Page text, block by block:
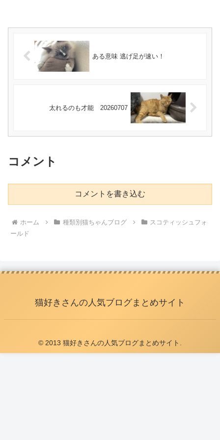
ある意味 逃げ足が速い！
太れるのも才能 20260707
コメント
コメントを書き込む
ホーム 種類別猫ちゃんブログ
スコティッシュフォ
ールド
猫好きさんの人気ブログまとめサイト
© 2013 猫好きさんの人気ブログまとめサイト.